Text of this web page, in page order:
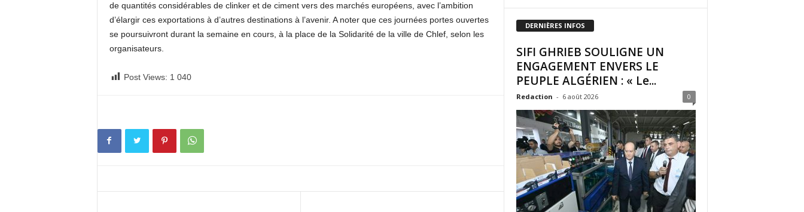
de quantités considérables de clinker et de ciment vers des marchés européens, avec l’ambition
d’élargir ces exportations à d’autres destinations à l’avenir. A noter que ces journées portes ouvertes
se poursuivront durant la semaine en cours, à la place de la Solidarité de la ville de Chlef, selon les
organisateurs.
Post Views: 1 040
DERNIÈRES INFOS
SIFI GHRIEB SOULIGNE UN
ENGAGEMENT ENVERS LE
PEUPLE ALGÉRIEN : « Le...
Redaction - 6 août 2026 0